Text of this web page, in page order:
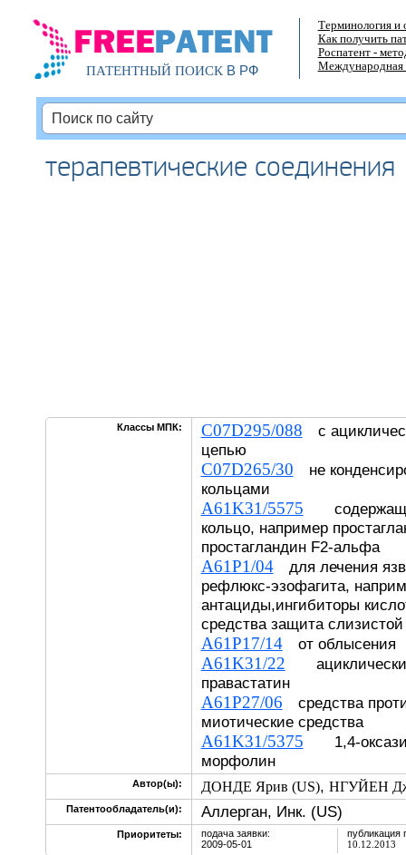
ПАТЕНТНЫЙ ПОИСКВ РФ
Терминология и
Как получить
Роспатент -
Международная
терапевтические соединения
Классы МПК: C07D295/088 с
цепью
C07D265/30 не
кольцами
A61K31/5575
кольцо, например
простагландин F2-альфа
A61P1/04для лечения
рефлюкс-эзофагита,
антациды,ингибиторы
средства защита
A61P17/14от облысения
A61K31/22
правастатин
A61P27/06 средства
миотические средства
A61K31/5375 1,4-
морфолин
Автор(ы): ДОНДЕ Ярив (US), НГУЙЕН
Патентообладатель(и): Аллерган, Инк. (US)
Приоритеты:
подача заявки:
2009-05-01
публикация
10.12.2013